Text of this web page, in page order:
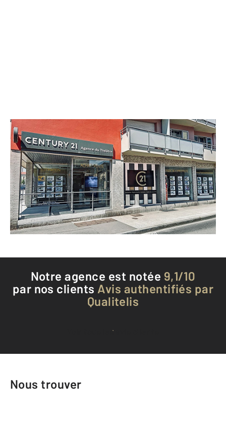
CENTURY 21 Agence du Théâtre
2 rue Saint Antoine
BELFORT - 90000
Envoyer un message
Téléphoner à l'agence
Notre agence est notée 9,1/10
par nos clients Avis authentifiés par
Qualitelis
Voir tous les avis clients
Nous trouver